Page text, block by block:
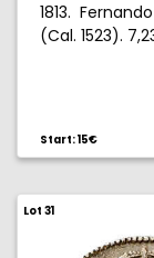
1813.
(Cal. 1523).
Start: 15€
Lot 31